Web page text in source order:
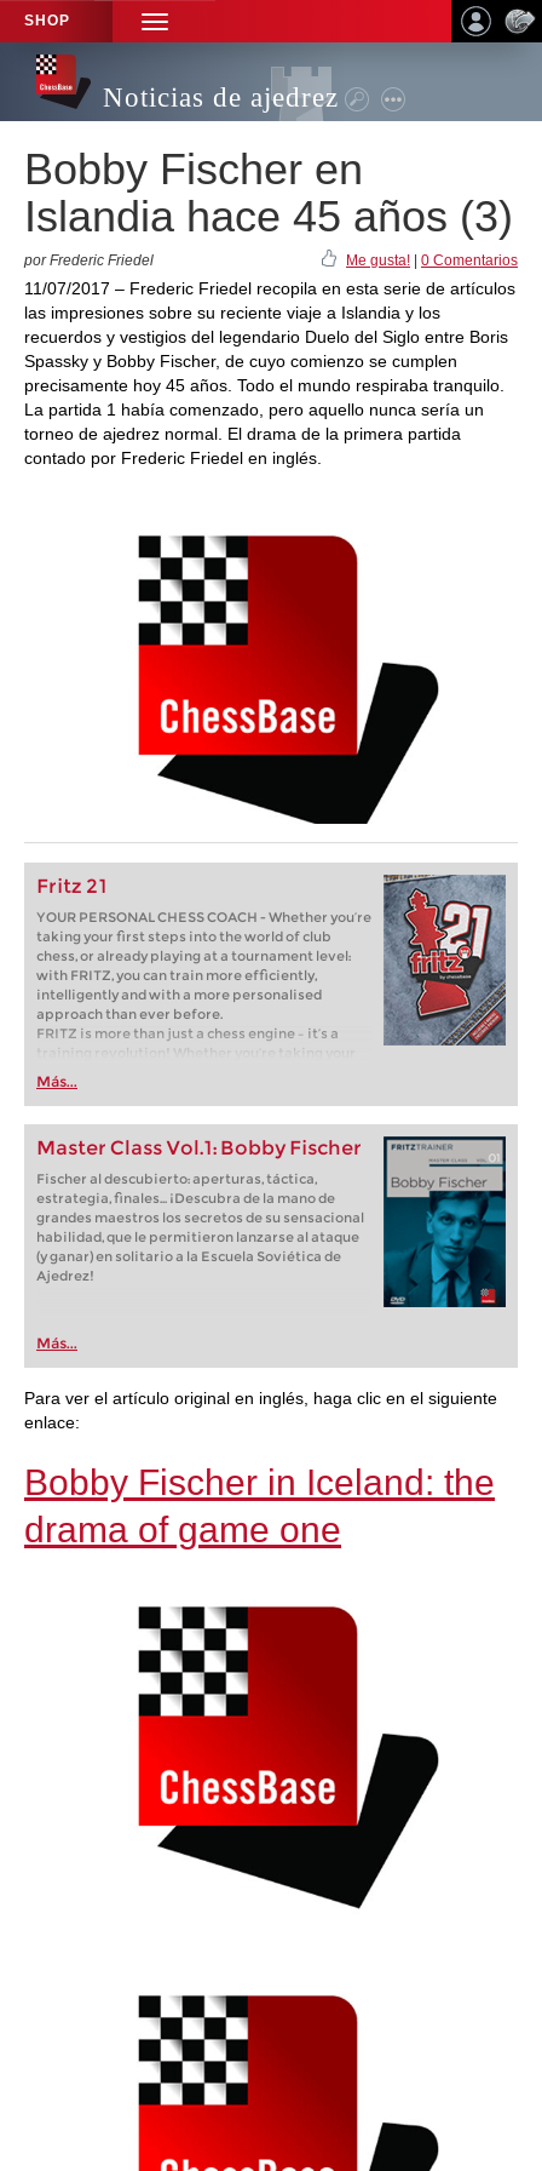
SHOP
TOGGLE
NAVIGATION
Noticias de ajedrez
Bobby Fischer en
Islandia hace 45 años (3)
por Frederic Friedel Me gusta! 0 Comentarios
11/07/2017 – Frederic Friedel recopila en esta serie de artículos
las impresiones sobre su reciente viaje a Islandia y los
recuerdos y vestigios del legendario Duelo del Siglo entre Boris
Spassky y Bobby Fischer, de cuyo comienzo se cumplen
precisamente hoy 45 años. Todo el mundo respiraba tranquilo.
La partida 1 había comenzado, pero aquello nunca sería un
torneo de ajedrez normal. El drama de la primera partida
contado por Frederic Friedel en inglés.
Fritz 21
YOUR PERSONAL CHESS COACH - Whether you’re
taking your first steps into the world of club
chess, or already playing at a tournament level:
with FRITZ, you can train more efficiently,
intelligently and with a more personalised
approach than ever before.
FRITZ is more than just a chess engine – it’s a
training revolution! Whether you’re taking your
first steps into the world of club chess, or already
playing at a tournament level: with FRITZ, you can
train more efficiently, intelligently and with a
Más...
Master Class Vol.1: Bobby Fischer
Fischer al descubierto: aperturas, táctica,
estrategia, finales... ¡Descubra de la mano de
grandes maestros los secretos de su sensacional
habilidad, que le permitieron lanzarse al ataque
(y ganar) en solitario a la Escuela Soviética de
Ajedrez!
Más...
Para ver el artículo original en inglés, haga clic en el siguiente
enlace:
Bobby Fischer in Iceland: the
drama of game one